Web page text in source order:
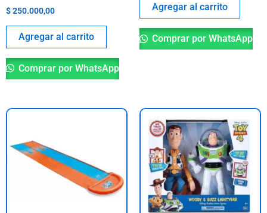
$250.000,00
Agregar al carrito
Comprar por WhatsApp
Agregar al carrito
Comprar por WhatsApp